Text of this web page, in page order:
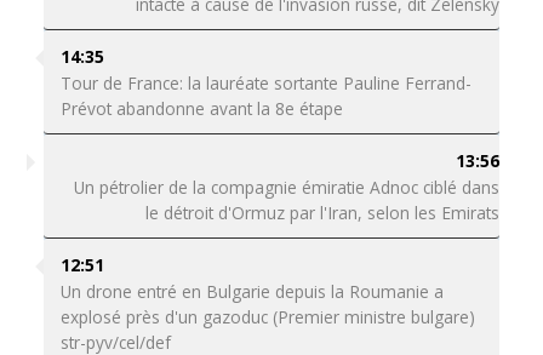
14:35
Tour de France: la lauréate sortante Pauline Ferrand-
Prévot abandonne avant la 8e étape
13:56
Un pétrolier de la compagnie émiratie Adnoc ciblé dans
le détroit d'Ormuz par l'Iran, selon les Emirats
12:51
Un drone entré en Bulgarie depuis la Roumanie a
explosé près d'un gazoduc (Premier ministre bulgare)
str-pyv/cel/def